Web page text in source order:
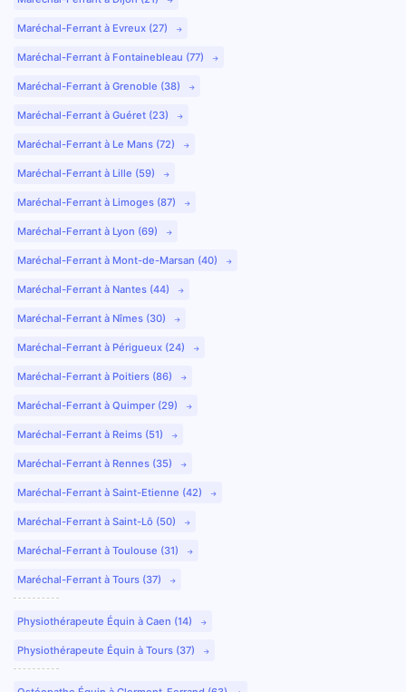
Maréchal-Ferrant à Evreux (27)
Maréchal-Ferrant à Fontainebleau (77)
Maréchal-Ferrant à Grenoble (38)
Maréchal-Ferrant à Guéret (23)
Maréchal-Ferrant à Le Mans (72)
Maréchal-Ferrant à Lille (59)
Maréchal-Ferrant à Limoges (87)
Maréchal-Ferrant à Lyon (69)
Maréchal-Ferrant à Mont-de-Marsan (40)
Maréchal-Ferrant à Nantes (44)
Maréchal-Ferrant à Nîmes (30)
Maréchal-Ferrant à Périgueux (24)
Maréchal-Ferrant à Poitiers (86)
Maréchal-Ferrant à Quimper (29)
Maréchal-Ferrant à Reims (51)
Maréchal-Ferrant à Rennes (35)
Maréchal-Ferrant à Saint-Etienne (42)
Maréchal-Ferrant à Saint-Lô (50)
Maréchal-Ferrant à Toulouse (31)
Maréchal-Ferrant à Tours (37)
Physiothérapeute Équin à Caen (14)
Physiothérapeute Équin à Tours (37)